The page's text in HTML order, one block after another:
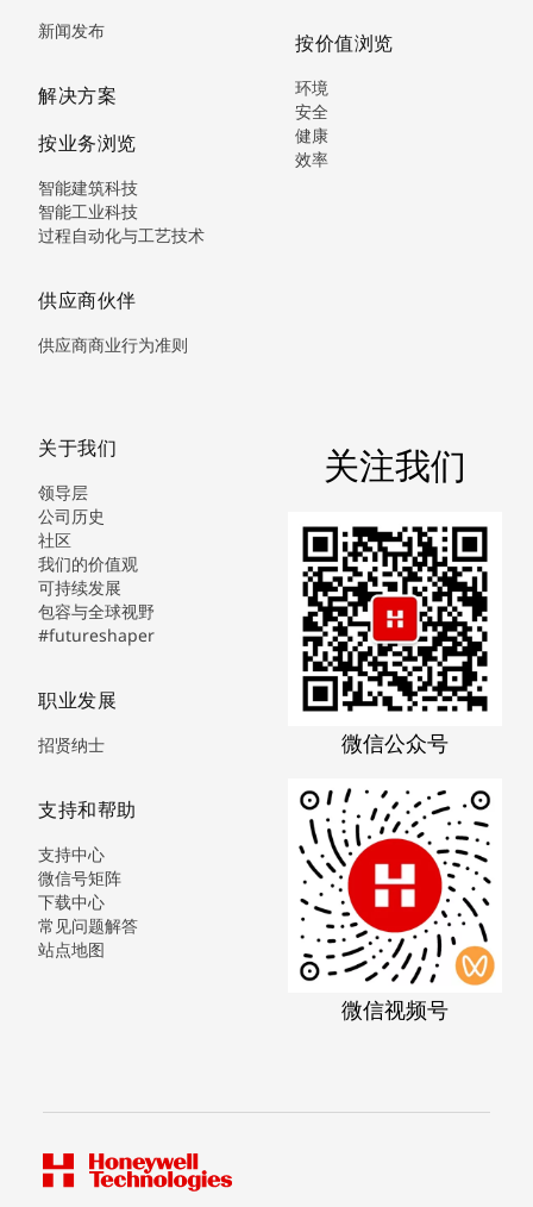
新闻发布
解决方案
按业务浏览
智能建筑科技
智能工业科技
过程自动化与工艺技术
供应商伙伴
供应商商业行为准则
按价值浏览
环境
安全
健康
效率
关于我们
领导层
公司历史
社区
我们的价值观
可持续发展
包容与全球视野
#futureshaper
职业发展
招贤纳士
支持和帮助
支持中心
微信号矩阵
下载中心
常见问题解答
站点地图
关注我们
微信公众号
微信视频号